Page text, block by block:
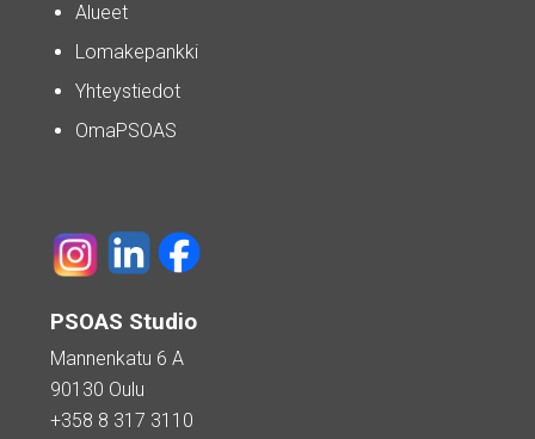
Alueet
Lomakepankki
Yhteystiedot
OmaPSOAS
PSOAS Studio
Mannenkatu 6 A
90130 Oulu
+358 8 317 3110